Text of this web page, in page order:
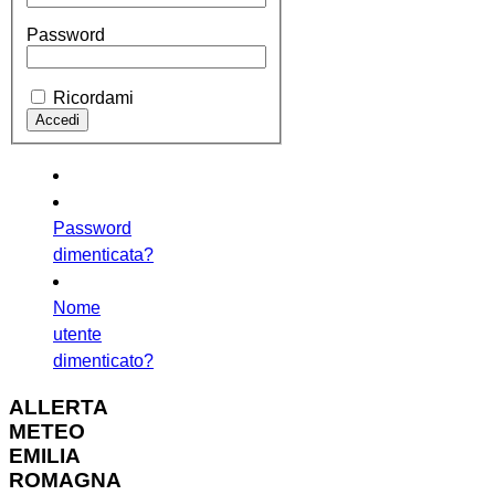
Password
Ricordami
Password
dimenticata?
Nome
utente
dimenticato?
ALLERTA
METEO
EMILIA
ROMAGNA